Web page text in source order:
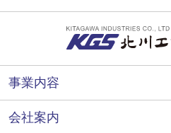
事業内容
会社案内